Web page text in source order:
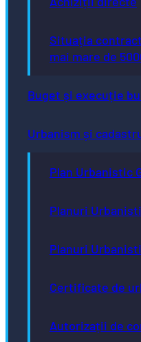
Situația
mai mare de
Buget și execuție
Urbanism și
Plan Urbanistic
Planuri
Planuri
Certificate de
Autorizații de